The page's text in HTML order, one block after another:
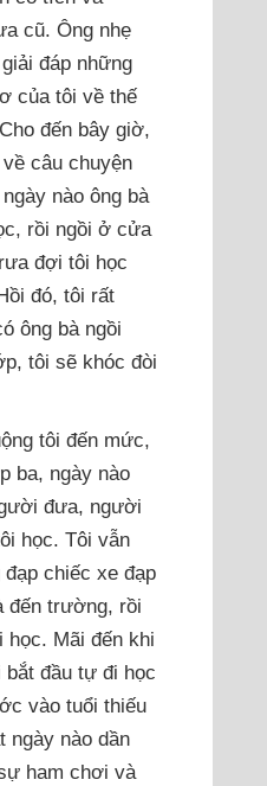
cũ. Ông nhẹ
đáp những
của tôi về thế
đến bây giờ,
câu chuyện
nào ông bà
rồi ngồi ở cửa
đợi tôi học
đó, tôi rất
ông bà ngồi
tôi sẽ khóc đòi
tôi đến mức,
ba, ngày nào
đưa, người
học. Tôi vẫn
chiếc xe đạp
đến trường, rồi
học. Mãi đến khi
đầu tự đi học
vào tuổi thiếu
ngày nào dần
ham chơi và